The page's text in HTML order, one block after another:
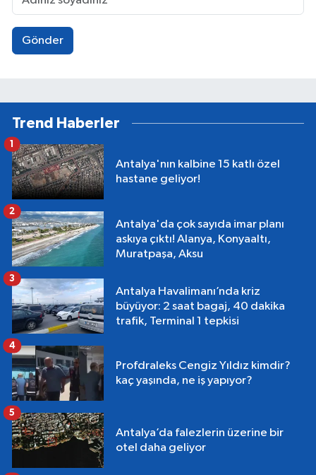
Gönder
Trend Haberler
Antalya'nın kalbine 15 katlı özel
hastane geliyor!
1
Antalya'da çok sayıda imar planı
askıya çıktı! Alanya, Konyaaltı,
Muratpaşa, Aksu
2
Antalya Havalimanı’nda kriz
büyüyor: 2 saat bagaj, 40 dakika
trafik, Terminal 1 tepkisi
3
Profdraleks Cengiz Yıldız kimdir?
kaç yaşında, ne iş yapıyor?
4
Antalya’da falezlerin üzerine bir
otel daha geliyor
5